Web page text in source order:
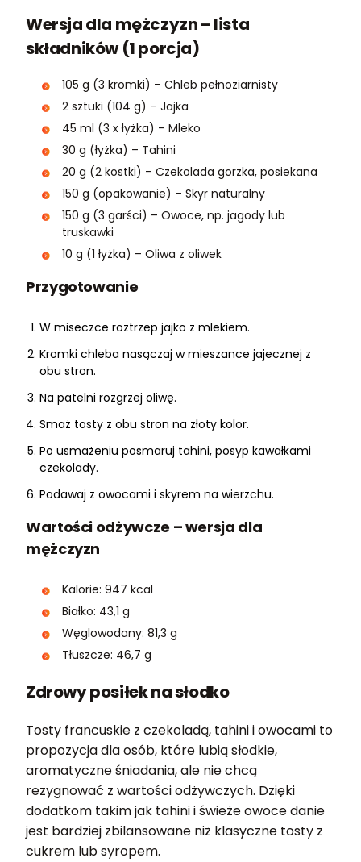
Wersja dla mężczyzn – lista
składników (1 porcja)
105 g (3 kromki) – Chleb pełnoziarnisty
2 sztuki (104 g) – Jajka
45 ml (3 x łyżka) – Mleko
30 g (łyżka) – Tahini
20 g (2 kostki) – Czekolada gorzka, posiekana
150 g (opakowanie) – Skyr naturalny
150 g (3 garści) – Owoce, np. jagody lub
truskawki
10 g (1 łyżka) – Oliwa z oliwek
Przygotowanie
W miseczce roztrzep jajko z mlekiem.
Kromki chleba nasączaj w mieszance jajecznej z
obu stron.
Na patelni rozgrzej oliwę.
Smaż tosty z obu stron na złoty kolor.
Po usmażeniu posmaruj tahini, posyp kawałkami
czekolady.
Podawaj z owocami i skyrem na wierzchu.
Wartości odżywcze – wersja dla
mężczyzn
Kalorie: 947 kcal
Białko: 43,1 g
Węglowodany: 81,3 g
Tłuszcze: 46,7 g
Zdrowy posiłek na słodko
Tosty francuskie z czekoladą, tahini i owocami to
propozycja dla osób, które lubią słodkie,
aromatyczne śniadania, ale nie chcą
rezygnować z wartości odżywczych. Dzięki
dodatkom takim jak tahini i świeże owoce danie
jest bardziej zbilansowane niż klasyczne tosty z
cukrem lub syropem.